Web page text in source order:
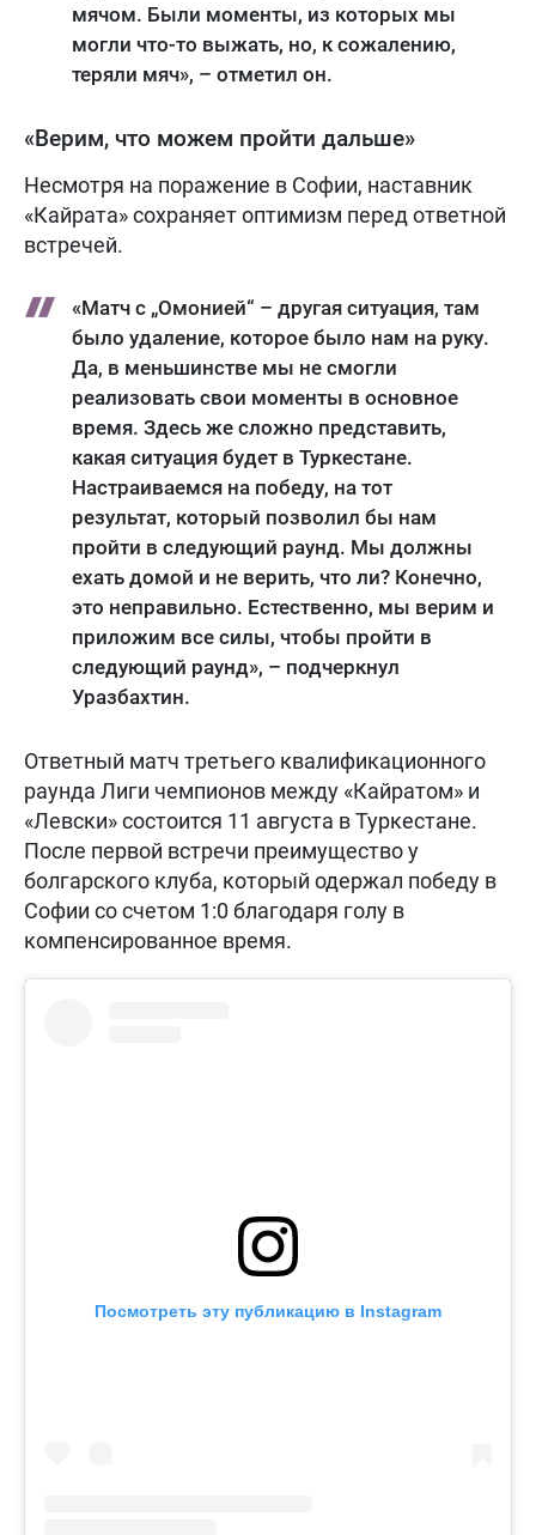
мячом. Были моменты, из которых мы
могли что-то выжать, но, к сожалению,
теряли мяч», – отметил он.
«Верим, что можем пройти дальше»
Несмотря на поражение в Софии, наставник
«Кайрата» сохраняет оптимизм перед ответной
встречей.
«Матч с „Омонией“ – другая ситуация, там
было удаление, которое было нам на руку.
Да, в меньшинстве мы не смогли
реализовать свои моменты в основное
время. Здесь же сложно представить,
какая ситуация будет в Туркестане.
Настраиваемся на победу, на тот
результат, который позволил бы нам
пройти в следующий раунд. Мы должны
ехать домой и не верить, что ли? Конечно,
это неправильно. Естественно, мы верим и
приложим все силы, чтобы пройти в
следующий раунд», – подчеркнул
Уразбахтин.
Ответный матч третьего квалификационного
раунда Лиги чемпионов между «Кайратом» и
«Левски» состоится 11 августа в Туркестане.
После первой встречи преимущество у
болгарского клуба, который одержал победу в
Софии со счетом 1:0 благодаря голу в
компенсированное время.
Посмотреть эту публикацию в Instagram